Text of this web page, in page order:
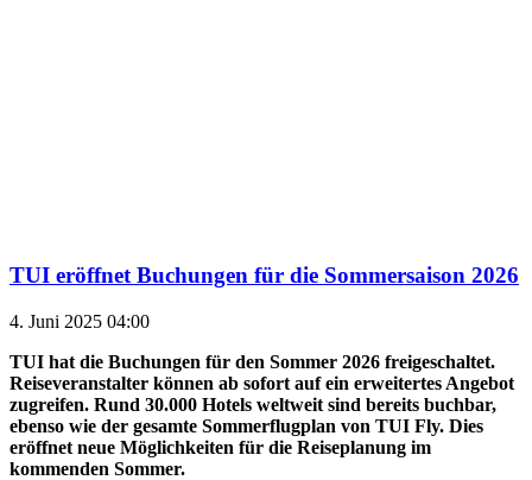
TUI eröffnet Buchungen für die Sommersaison 2026
4. Juni 2025 04:00
TUI hat die Buchungen für den Sommer 2026 freigeschaltet.
Reiseveranstalter können ab sofort auf ein erweitertes Angebot
zugreifen. Rund 30.000 Hotels weltweit sind bereits buchbar,
ebenso wie der gesamte Sommerflugplan von TUI Fly. Dies
eröffnet neue Möglichkeiten für die Reiseplanung im
kommenden Sommer.